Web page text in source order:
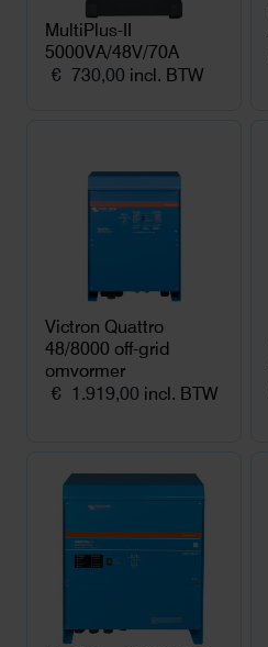
MultiPlus-II
5000VA/48V/70A
€ 730,00 incl. BTW
Victron Quattro
48/8000 off-grid
omvormer
€ 1.919,00 incl. BTW